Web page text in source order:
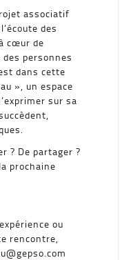
associatif
des
cœur de
personnes
dans cette
», un espace
sur sa
? De partager ?
prochaine
ou
rencontre,